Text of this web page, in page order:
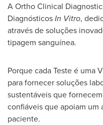
A Ortho Clinical
DiagnósticosIn Vitro,
através de soluções
tipagem sanguínea.
Porque cada Teste é uma
para fornecer soluções
sustentáveis que
confiáveis que apoiam
paciente.